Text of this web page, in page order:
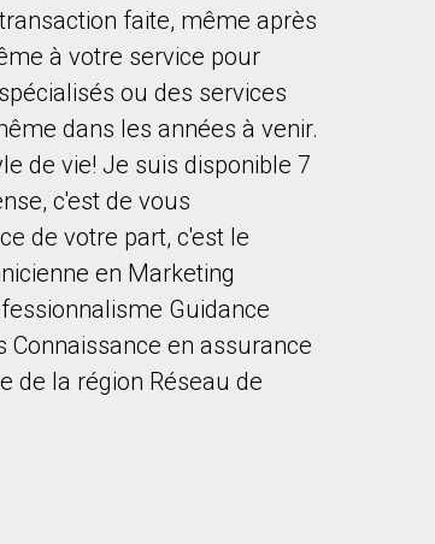
faite, même après
à votre service pour
ou des services
dans les années à venir.
de vie! Je suis disponible 7
c'est de vous
de votre part, c'est le
en Marketing
Guidance
Connaissance en assurance
de la région Réseau de